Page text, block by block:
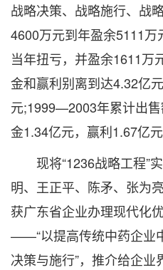
战略决策、战略施行、战
4600万元到年盈余5111
当年扭亏，并盈余1611万
金和赢利别离到达4.32亿
元;1999—2003年累计出
金1.34亿元，赢利1.67亿元
现将“1236战略工程”
明、王正平、陈矛、张为
获广东省企业办理现代化
——“以提高传统中药企业
决策与施行”，推介给企